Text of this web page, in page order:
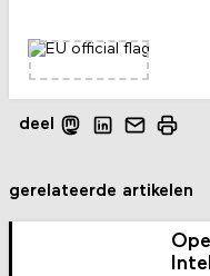
deel
gerelateerde artikelen